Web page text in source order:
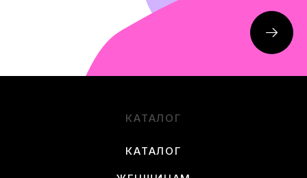
КАТАЛОГ
КАТАЛОГ